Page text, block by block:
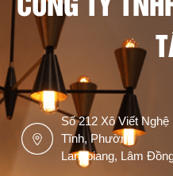
Số 212 Xô Viết Nghệ
Tĩnh, Phường
Langbiang, Lâm